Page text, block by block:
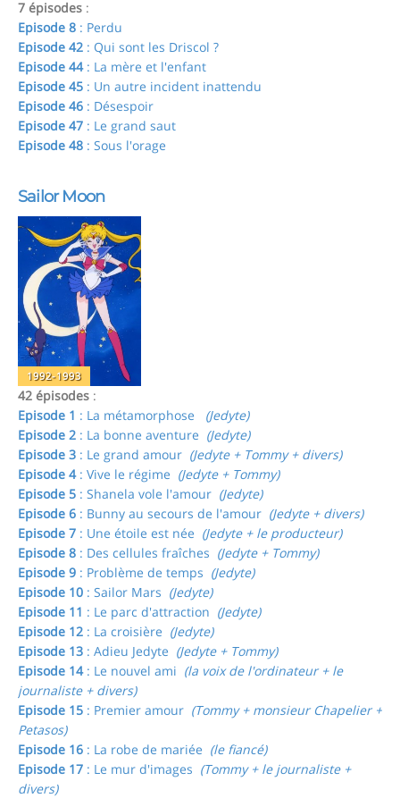
7 épisodes :
Episode 8 : Perdu
Episode 42 : Qui sont les Driscol ?
Episode 44: La mère et l'enfant
Episode 45 : Un autre incident inattendu
Episode 46 : Désespoir
Episode 47 : Le grand saut
Episode 48 : Sous l'orage
Sailor Moon
1992-1993
42 épisodes :
Episode 1 : La métamorphose
(Jedyte)
Episode 2 : La bonne aventure (Jedyte)
Episode 3 : Le grand amour (Jedyte + Tommy + divers)
Episode 4: Vive le régime (Jedyte + Tommy)
Episode 5 : Shanela vole l'amour (Jedyte)
Episode 6 : Bunny au secours de l'amour (Jedyte + divers)
Episode 7 : Une étoile est née (Jedyte + le producteur)
Episode 8 : Des cellules fraîches (Jedyte + Tommy)
Episode 9 : Problème de temps (Jedyte)
Episode 10 : Sailor Mars (Jedyte)
Episode 11 : Le parc d'attraction (Jedyte)
Episode 12 : La croisière (Jedyte)
Episode 13 : Adieu Jedyte (Jedyte + Tommy)
Episode 14: Le nouvel ami (la voix de l'ordinateur + le
journaliste + divers)
Episode 15 : Premier amour (Tommy + monsieur Chapelier +
Petasos)
Episode 16 : La robe de mariée (le fiancé)
Episode 17 : Le mur d'images (Tommy + le journaliste +
divers)